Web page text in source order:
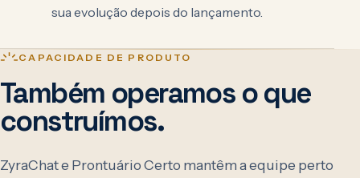
sua evolução depois do lançamento.
CAPACIDADE DE PRODUTO
Também operamos o que
construímos.
ZyraChat e Prontuário Certo mantêm a equipe perto